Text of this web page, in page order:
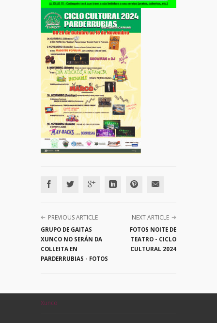
PREVIOUS ARTICLE
GRUPO DE GAITAS
XUNCO NO SERÁN DA
COLLEITA EN
PARDERRUBIAS - FOTOS
NEXT ARTICLE
FOTOS NOITE DE
TEATRO - CICLO
CULTURAL 2024
Xunco